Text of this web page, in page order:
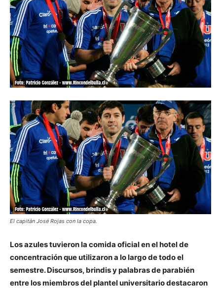
El capitán José Rojas con la copa.
Los azules tuvieron la comida oficial en el hotel de
concentración que utilizaron a lo largo de todo el
semestre. Discursos, brindis y palabras de parabién
entre los miembros del plantel universitario destacaron